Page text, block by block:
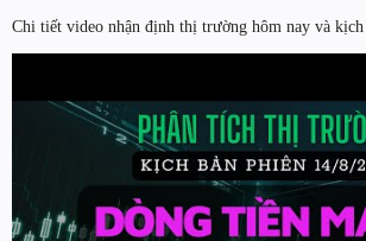
Chi tiết video nhận định thị trường hôm nay và kịch